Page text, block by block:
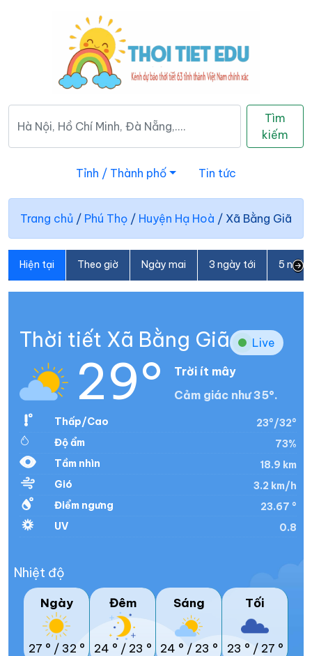
Tìm
kiếm
Tỉnh / Thành phố Tin tức
Trang chủ / Phú Thọ / Huyện Hạ Hoà / Xã Bằng Giã
Hiện tại Theo giờ Ngày mai 3 ngày tới 5
Thời tiết Xã Bằng Giã Live
29°
Trời ít mây
Cảm giác như 35°.
Thấp/Cao
23°/32°
Độ ẩm
73%
Tầm nhìn
18.9 km
Gió
3.2 km/h
Điểm ngưng
23.67 °
UV
0.8
Nhiệt độ
Ngày
27 ° / 32 °
Đêm
24 ° / 23 °
Sáng
24 ° / 23 °
Tối
23 ° / 27 °